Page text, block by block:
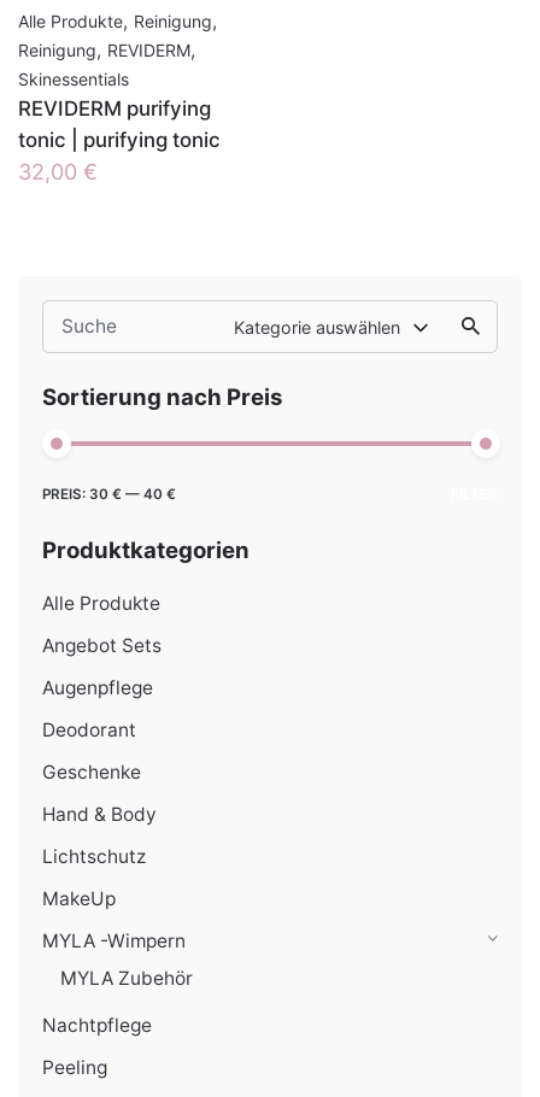
Search
for
Kategorie auswählen
Sortierung nach Preis
Min.
Max.
PREIS: 30 € — 40 €
Produktkategorien
Alle Produkte
Angebot Sets
Augenpflege
Deodorant
Geschenke
Hand & Body
Lichtschutz
MakeUp
MYLA -Wimpern
MYLA Zubehör
Nachtpflege
Peeling
Alle Produkte, Reinigung,
Reinigung, REVIDERM,
Skinessentials
REVIDERM purifying
tonic | purifying tonic
32,00 €